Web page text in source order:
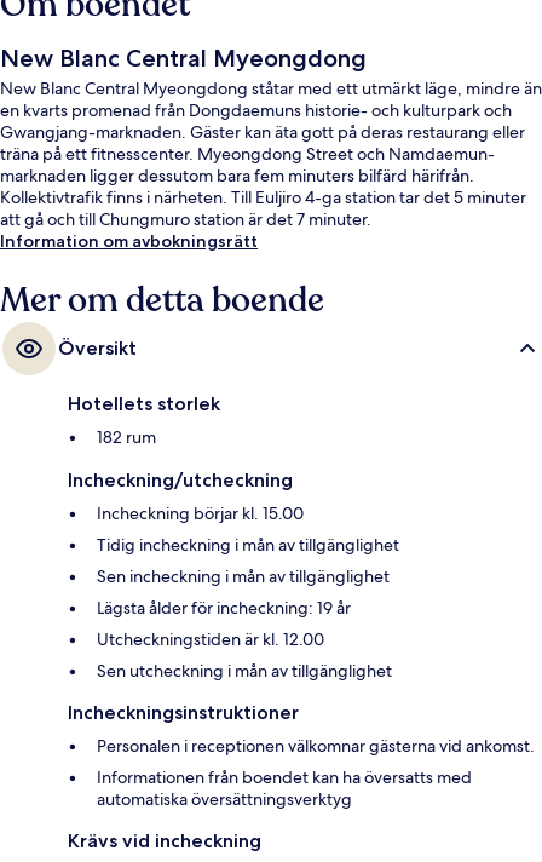
New Blanc Central Myeongdong
New Blanc Central Myeongdong ståtar med ett utmärkt läge, mindre än
en kvarts promenad från Dongdaemuns historie- och kulturpark och
Gwangjang-marknaden. Gäster kan äta gott på deras restaurang eller
träna på ett fitnesscenter. Myeongdong Street och Namdaemun-
marknaden ligger dessutom bara fem minuters bilfärd härifrån.
Kollektivtrafik finns i närheten. Till Euljiro 4-ga station tar det 5 minuter
att gå och till Chungmuro station är det 7 minuter.
Information om avbokningsrätt
Mer om detta boende
Översikt
Hotellets storlek
182 rum
Incheckning/utcheckning
Incheckning börjar kl. 15.00
Tidig incheckning i mån av tillgänglighet
Sen incheckning i mån av tillgänglighet
Lägsta ålder för incheckning: 19 år
Utcheckningstiden är kl. 12.00
Sen utcheckning i mån av tillgänglighet
Incheckningsinstruktioner
Personalen i receptionen välkomnar gästerna vid ankomst.
Informationen från boendet kan ha översatts med
automatiska översättningsverktyg
Krävs vid incheckning